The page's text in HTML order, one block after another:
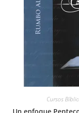
Cursos
Un enfoque